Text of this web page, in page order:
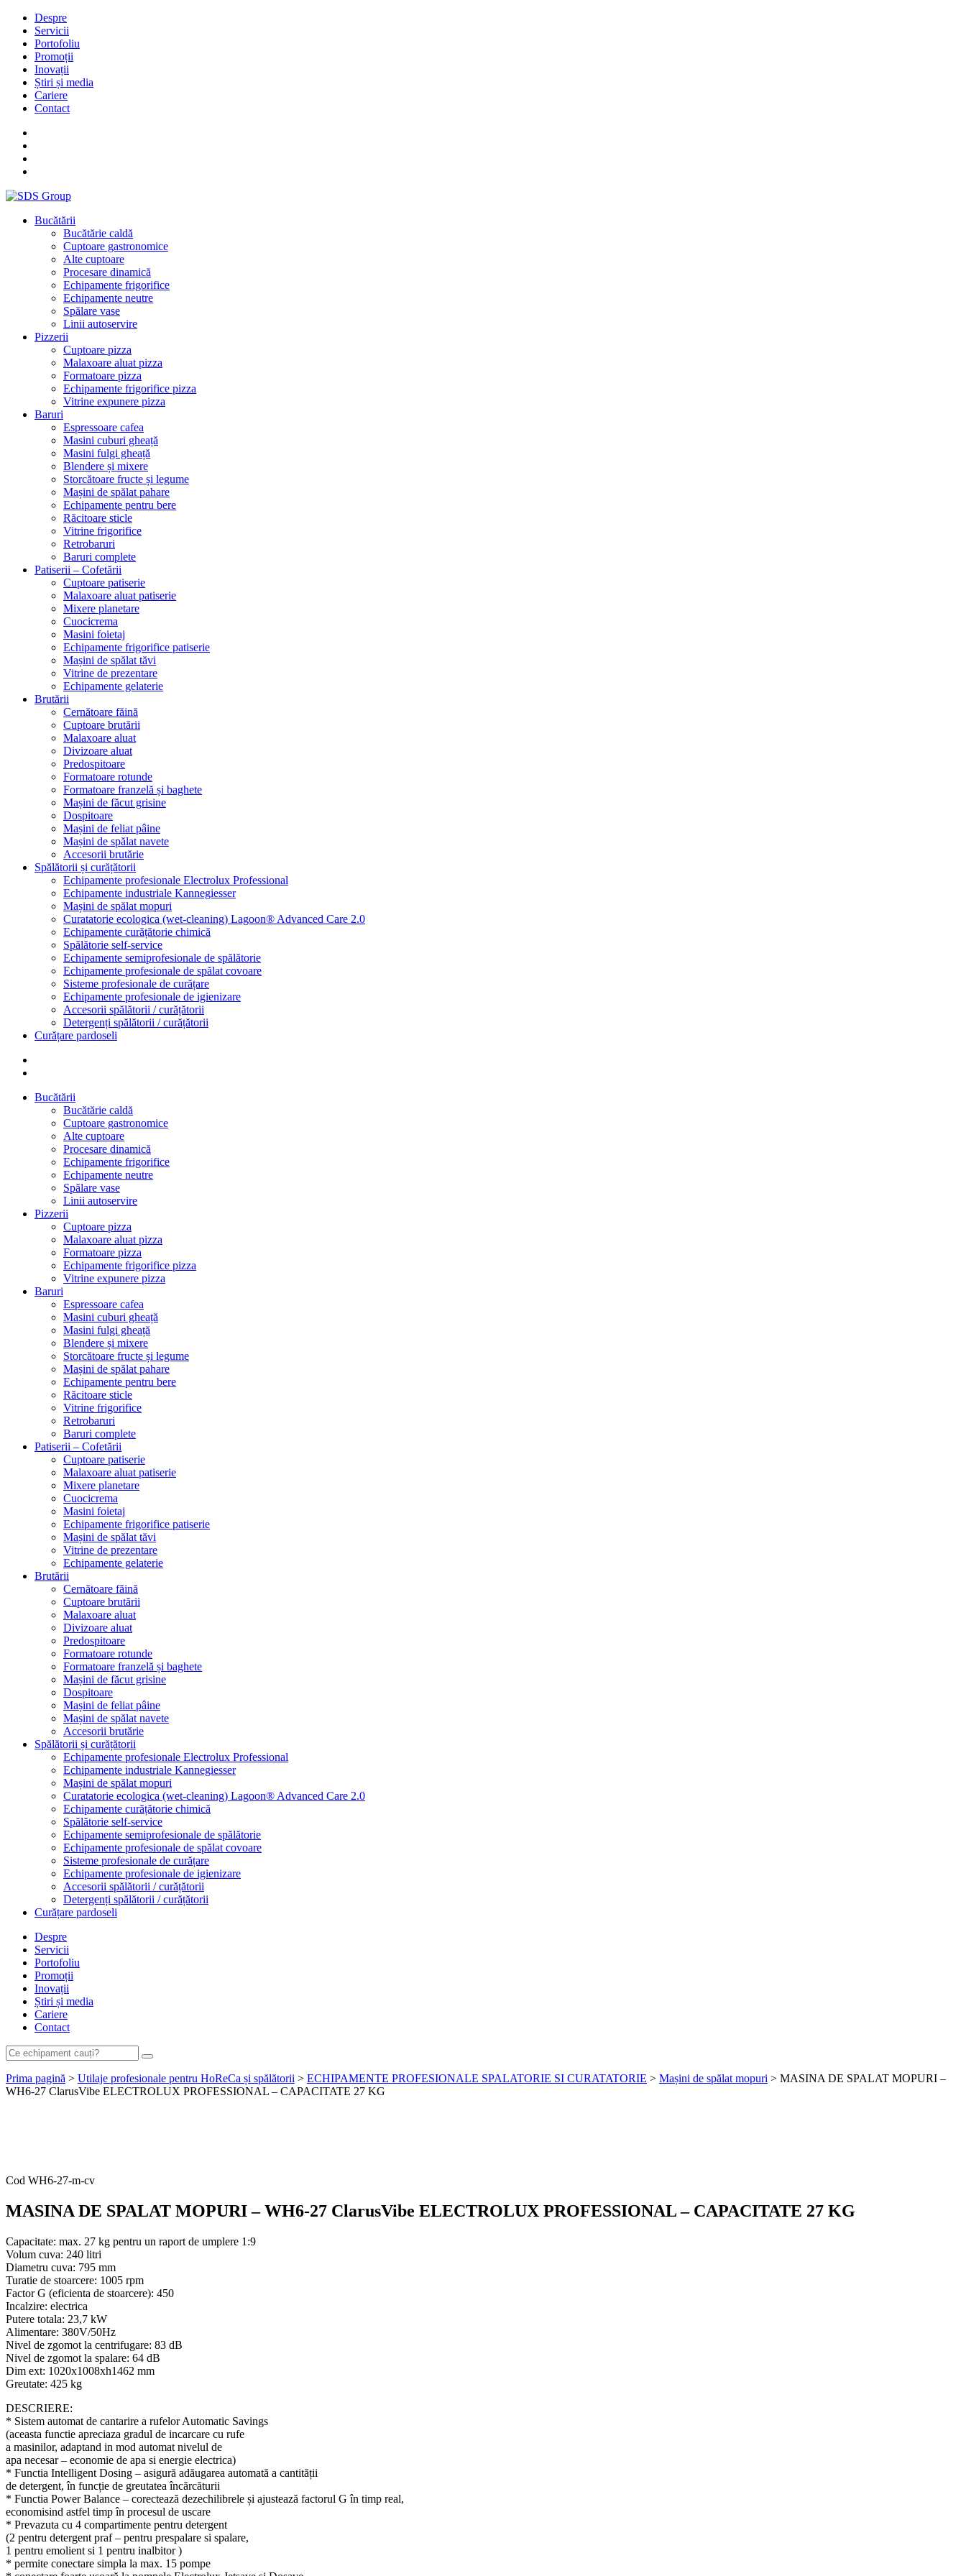
Despre
Servicii
Portofoliu
Promoții
Inovații
Știri și media
Cariere
Contact
Bucătării
Bucătărie caldă
Cuptoare gastronomice
Alte cuptoare
Procesare dinamică
Echipamente frigorifice
Echipamente neutre
Spălare vase
Linii autoservire
Pizzerii
Cuptoare pizza
Malaxoare aluat pizza
Formatoare pizza
Echipamente frigorifice pizza
Vitrine expunere pizza
Baruri
Espressoare cafea
Masini cuburi gheață
Masini fulgi gheață
Blendere și mixere
Storcătoare fructe și legume
Mașini de spălat pahare
Echipamente pentru bere
Răcitoare sticle
Vitrine frigorifice
Retrobaruri
Baruri complete
Patiserii – Cofetării
Cuptoare patiserie
Malaxoare aluat patiserie
Mixere planetare
Cuocicrema
Masini foietaj
Echipamente frigorifice patiserie
Mașini de spălat tăvi
Vitrine de prezentare
Echipamente gelaterie
Brutării
Cernătoare făină
Cuptoare brutării
Malaxoare aluat
Divizoare aluat
Predospitoare
Formatoare rotunde
Formatoare franzelă și baghete
Mașini de făcut grisine
Dospitoare
Mașini de feliat pâine
Mașini de spălat navete
Accesorii brutărie
Spălătorii și curățătorii
Echipamente profesionale Electrolux Professional
Echipamente industriale Kannegiesser
Mașini de spălat mopuri
Curatatorie ecologica (wet-cleaning) Lagoon® Advanced Care 2.0
Echipamente curățătorie chimică
Spălătorie self-service
Echipamente semiprofesionale de spălătorie
Echipamente profesionale de spălat covoare
Sisteme profesionale de curățare
Echipamente profesionale de igienizare
Accesorii spălătorii / curățătorii
Detergenți spălătorii / curățătorii
Curățare pardoseli
Bucătării
Bucătărie caldă
Cuptoare gastronomice
Alte cuptoare
Procesare dinamică
Echipamente frigorifice
Echipamente neutre
Spălare vase
Linii autoservire
Pizzerii
Cuptoare pizza
Malaxoare aluat pizza
Formatoare pizza
Echipamente frigorifice pizza
Vitrine expunere pizza
Baruri
Espressoare cafea
Masini cuburi gheață
Masini fulgi gheață
Blendere și mixere
Storcătoare fructe și legume
Mașini de spălat pahare
Echipamente pentru bere
Răcitoare sticle
Vitrine frigorifice
Retrobaruri
Baruri complete
Patiserii – Cofetării
Cuptoare patiserie
Malaxoare aluat patiserie
Mixere planetare
Cuocicrema
Masini foietaj
Echipamente frigorifice patiserie
Mașini de spălat tăvi
Vitrine de prezentare
Echipamente gelaterie
Brutării
Cernătoare făină
Cuptoare brutării
Malaxoare aluat
Divizoare aluat
Predospitoare
Formatoare rotunde
Formatoare franzelă și baghete
Mașini de făcut grisine
Dospitoare
Mașini de feliat pâine
Mașini de spălat navete
Accesorii brutărie
Spălătorii și curățătorii
Echipamente profesionale Electrolux Professional
Echipamente industriale Kannegiesser
Mașini de spălat mopuri
Curatatorie ecologica (wet-cleaning) Lagoon® Advanced Care 2.0
Echipamente curățătorie chimică
Spălătorie self-service
Echipamente semiprofesionale de spălătorie
Echipamente profesionale de spălat covoare
Sisteme profesionale de curățare
Echipamente profesionale de igienizare
Accesorii spălătorii / curățătorii
Detergenți spălătorii / curățătorii
Curățare pardoseli
Despre
Servicii
Portofoliu
Promoții
Inovații
Știri și media
Cariere
Contact
Prima pagină > Utilaje profesionale pentru HoReCa și spălătorii > ECHIPAMENTE PROFESIONALE SPALATORIE SI CURATATORIE > Mașini de spălat mopuri > MASINA DE SPALAT MOPURI –
WH6-27 ClarusVibe ELECTROLUX PROFESSIONAL – CAPACITATE 27 KG
Cod WH6-27-m-cv
MASINA DE SPALAT MOPURI – WH6-27 ClarusVibe ELECTROLUX PROFESSIONAL – CAPACITATE 27 KG
Capacitate: max. 27 kg pentru un raport de umplere 1:9
Volum cuva: 240 litri
Diametru cuva: 795 mm
Turatie de stoarcere: 1005 rpm
Factor G (eficienta de stoarcere): 450
Incalzire: electrica
Putere totala: 23,7 kW
Alimentare: 380V/50Hz
Nivel de zgomot la centrifugare: 83 dB
Nivel de zgomot la spalare: 64 dB
Dim ext: 1020x1008xh1462 mm
Greutate: 425 kg
DESCRIERE:
* Sistem automat de cantarire a rufelor Automatic Savings
(aceasta functie apreciaza gradul de incarcare cu rufe
a masinilor, adaptand in mod automat nivelul de
apa necesar – economie de apa si energie electrica)
* Functia Intelligent Dosing – asigură adăugarea automată a cantității
de detergent, în funcție de greutatea încărcăturii
* Functia Power Balance – corectează dezechilibrele și ajustează factorul G în timp real,
economisind astfel timp în procesul de uscare
* Prevazuta cu 4 compartimente pentru detergent
(2 pentru detergent praf – pentru prespalare si spalare,
1 pentru emolient si 1 pentru inalbitor )
* permite conectare simpla la max. 15 pompe